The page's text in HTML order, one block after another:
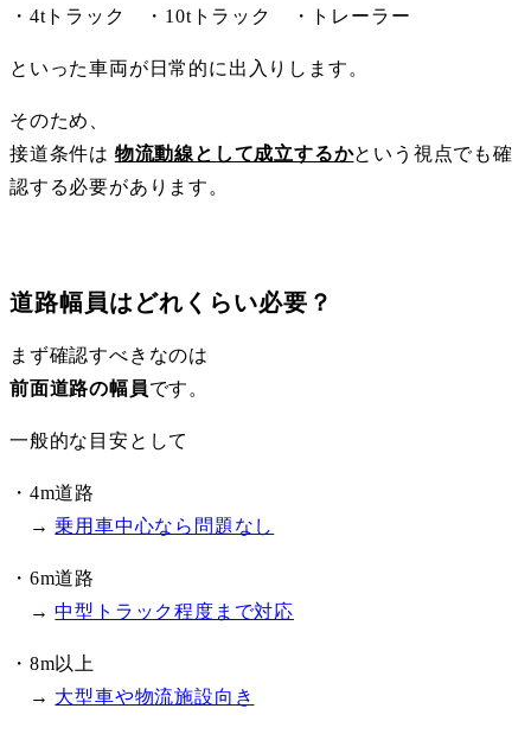
・4tトラック ・10tトラック ・トレーラー
といった車両が日常的に出入りします。
そのため、
接道条件は 物流動線として成立するかという視点でも確
認する必要があります。
道路幅員はどれくらい必要？
まず確認すべきなのは
前面道路の幅員です。
一般的な目安として
・4m道路
→乗用車中心なら問題なし
・6m道路
→中型トラック程度まで対応
・8m以上
→ 大型車や物流施設向き